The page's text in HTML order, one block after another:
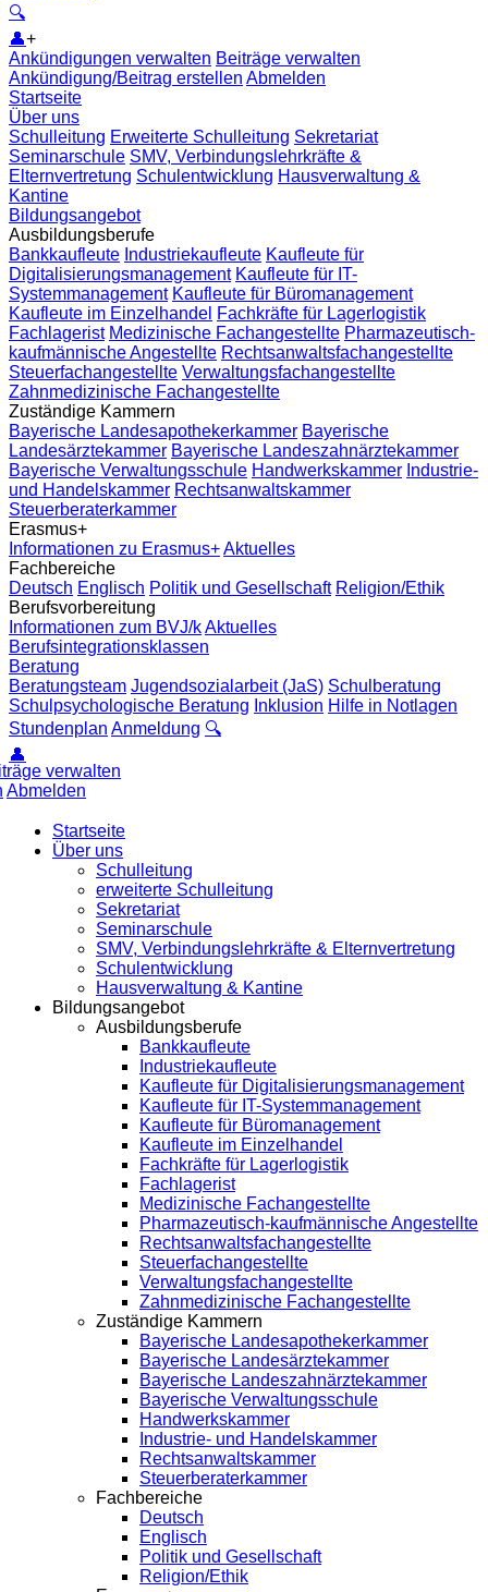
🔍
👤+
Ankündigungen verwalten Beiträge verwalten
Ankündigung/Beitrag erstellen Abmelden
Startseite
Über uns
Schulleitung Erweiterte Schulleitung Sekretariat
Seminarschule SMV, Verbindungslehrkräfte &
Elternvertretung Schulentwicklung Hausverwaltung &
Kantine
Bildungsangebot
Ausbildungsberufe
Bankkaufleute Industriekaufleute Kaufleute für
Digitalisierungsmanagement Kaufleute für IT-
Systemmanagement Kaufleute für Büromanagement
Kaufleute im Einzelhandel Fachkräfte für Lagerlogistik
Fachlagerist Medizinische Fachangestellte Pharmazeutisch-
kaufmännische Angestellte Rechtsanwaltsfachangestellte
Steuerfachangestellte Verwaltungsfachangestellte
Zahnmedizinische Fachangestellte
Zuständige Kammern
Bayerische Landesapothekerkammer Bayerische
Landesärztekammer Bayerische Landeszahnärztekammer
Bayerische Verwaltungsschule Handwerkskammer Industrie-
und Handelskammer Rechtsanwaltskammer
Steuerberaterkammer
Erasmus+
Informationen zu Erasmus+Aktuelles
Fachbereiche
Deutsch Englisch Politik und Gesellschaft Religion/Ethik
Berufsvorbereitung
Informationen zum BVJ/kAktuelles
Berufsintegrationsklassen
Beratung
Beratungsteam Jugendsozialarbeit (JaS) Schulberatung
Schulpsychologische Beratung Inklusion Hilfe in Notlagen
Stundenplan Anmeldung 🔍
👤
verwalten
Abmelden
Startseite
Über uns
Schulleitung
erweiterte Schulleitung
Sekretariat
Seminarschule
SMV, Verbindungslehrkräfte & Elternvertretung
Schulentwicklung
Hausverwaltung & Kantine
Bildungsangebot
Ausbildungsberufe
Bankkaufleute
Industriekaufleute
Kaufleute für Digitalisierungsmanagement
Kaufleute für IT-Systemmanagement
Kaufleute für Büromanagement
Kaufleute im Einzelhandel
Fachkräfte für Lagerlogistik
Fachlagerist
Medizinische Fachangestellte
Pharmazeutisch-kaufmännische Angestellte
Rechtsanwaltsfachangestellte
Steuerfachangestellte
Verwaltungsfachangestellte
Zahnmedizinische Fachangestellte
Zuständige Kammern
Bayerische Landesapothekerkammer
Bayerische Landesärztekammer
Bayerische Landeszahnärztekammer
Bayerische Verwaltungsschule
Handwerkskammer
Industrie- und Handelskammer
Rechtsanwaltskammer
Steuerberaterkammer
Fachbereiche
Deutsch
Englisch
Politik und Gesellschaft
Religion/Ethik